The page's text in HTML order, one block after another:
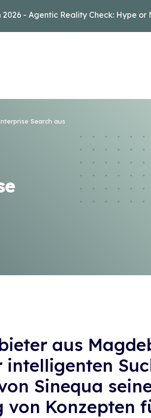
- Agentic Reality Check: Hype or
Search aus
aus
Sinequa
von Konzepten